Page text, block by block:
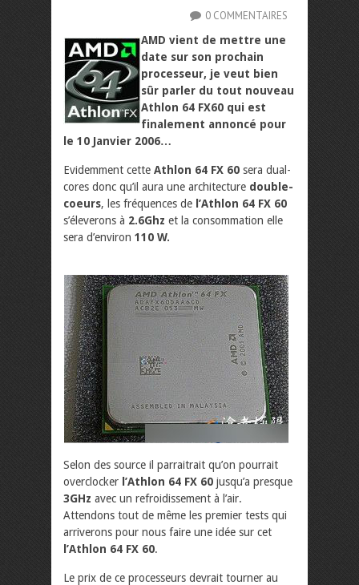
0 COMMENTAIRES
AMD vient de mettre une
date sur son prochain
processeur, je veut bien
sûr parler du tout nouveau
Athlon 64 FX60 qui est
finalement annoncé pour
le 10 Janvier 2006…
Evidemment cette Athlon 64 FX 60 sera dual-
cores donc qu’il aura une architecture double-
coeurs, les fréquences de l’Athlon 64 FX 60
s’éleverons à 2.6Ghz et la consommation elle
sera d’environ 110 W.
Selon des source il parraitrait qu’on pourrait
overclocker l’Athlon 64 FX 60 jusqu’a presque
3GHz avec un refroidissement à l’air.
Attendons tout de même les premier tests qui
arriverons pour nous faire une idée sur cet
l’Athlon 64 FX 60.
Le prix de ce processeurs devrait tourner au